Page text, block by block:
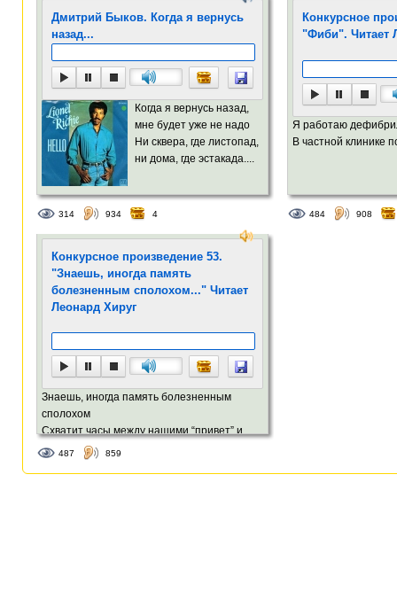
Дмитрий Быков. Когда я вернусь
назад...
Когда я вернусь назад,
мне будет уже не надо
Ни сквера, где листопад,
ни дома, где эстакада....
314 934 4
Конкурсное
"Фиби". Читает
Я работаю
В частной клинике
484 908
Конкурсное произведение 53.
"Знаешь, иногда память
болезненным сполохом..." Читает
Леонард Хируг
Знаешь, иногда память болезненным
сполохом
Схватит часы между нашими “привет” и
“пока”:...
487 859